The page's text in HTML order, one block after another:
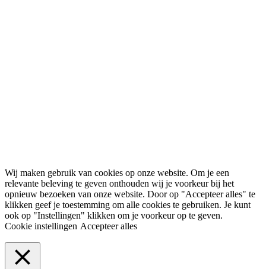
Wij maken gebruik van cookies op onze website. Om je een
relevante beleving te geven onthouden wij je voorkeur bij het
opnieuw bezoeken van onze website. Door op "Accepteer alles" te
klikken geef je toestemming om alle cookies te gebruiken. Je kunt
ook op "Instellingen" klikken om je voorkeur op te geven.
Cookie instellingen Accepteer alles